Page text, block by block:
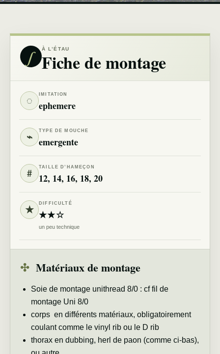
∫ À L’ÉTAU
Fiche de montage
◌ IMITATION
ephemere
⌁ TYPE DE MOUCHE
emergente
# TAILLE D’HAMEÇON
12, 14, 16, 18, 20
★ DIFFICULTÉ
★★☆
un peu technique
✣ Matériaux de montage
Soie de montage unithread 8/0 : cffil de
montage Uni 8/0
corps en différents matériaux, obligatoirement
coulant comme le vinyl rib ou le D rib
thorax en dubbing, herl de paon (comme ci-bas),